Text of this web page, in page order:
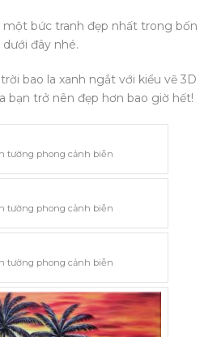
một bức tranh đẹp nhất trong bốn
đây nhé.
bao la xanh ngắt với kiểu vẽ 3D
bạn trở nên đẹp hơn bao giờ hết!
tường phong cảnh biễn
tường phong cảnh biễn
tường phong cảnh biễn